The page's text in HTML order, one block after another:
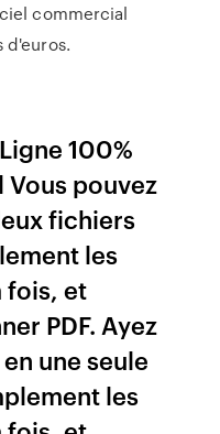
commercial
d'euros.
100%
Vous pouvez
fichiers
les
fois, et
PDF. Ayez
une seule
les